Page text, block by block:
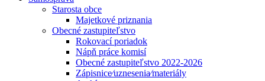
Starosta obce
Majetkové priznania
Obecné zastupiteľstvo
Rokovací poriadok
Nápň práce komisí
Obecné zastupiteľstvo 2022-2026
Zápisnice⁄uznesenia⁄materiály